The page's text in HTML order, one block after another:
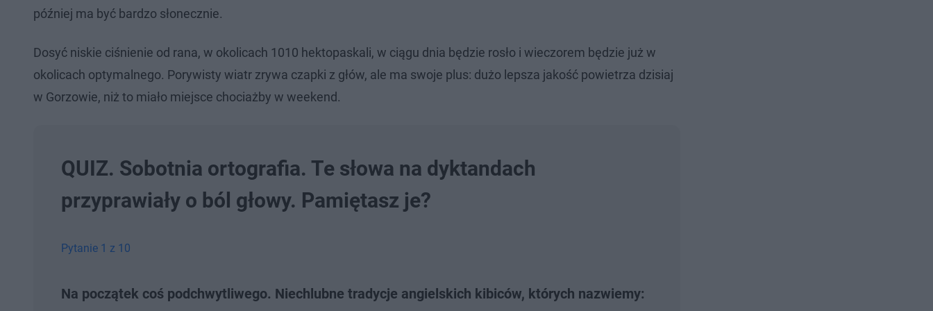
później ma być bardzo słonecznie.
Dosyć niskie ciśnienie od rana, w okolicach 1010 hektopaskali, w ciągu dnia będzie rosło i wieczorem będzie już w
okolicach optymalnego. Porywisty wiatr zrywa czapki z głów, ale ma swoje plus: dużo lepsza jakość powietrza dzisiaj
w Gorzowie, niż to miało miejsce chociażby w weekend.
QUIZ. Sobotnia ortografia. Te słowa na dyktandach
przyprawiały o ból głowy. Pamiętasz je?
Pytanie 1 z 10
Na początek coś podchwytliwego. Niechlubne tradycje angielskich kibiców, których nazwiemy: